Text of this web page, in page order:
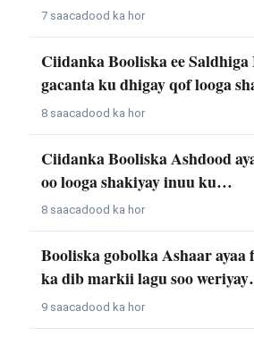
7 saacadood ka hor
Ciidanka Booliska ee
gacanta ku dhigay qof looga
8 saacadood ka hor
Ciidanka Booliska Ashdood
oo looga shakiyay inuu ku…
8 saacadood ka hor
Booliska gobolka Ashaar
ka dib markii lagu soo
9 saacadood ka hor